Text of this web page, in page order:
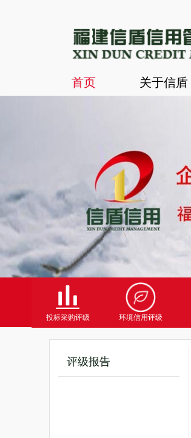
首页 关于信盾
投标采购评级 环境信用评级
评级报告